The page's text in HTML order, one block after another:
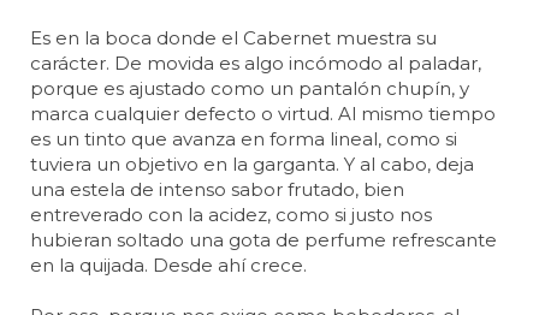
Es en la boca donde el Cabernet muestra su
carácter. De movida es algo incómodo al paladar,
porque es ajustado como un pantalón chupín, y
marca cualquier defecto o virtud. Al mismo tiempo
es un tinto que avanza en forma lineal, como si
tuviera un objetivo en la garganta. Y al cabo, deja
una estela de intenso sabor frutado, bien
entreverado con la acidez, como si justo nos
hubieran soltado una gota de perfume refrescante
en la quijada. Desde ahí crece.